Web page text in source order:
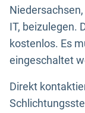
IT, beizulegen.
kostenlos. Es
eingeschaltet
Direkt